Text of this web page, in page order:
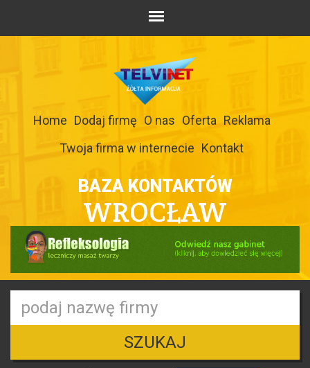
Home Dodaj firmę O nas Oferta Reklama
Twoja firma w internecie Kontakt
BAZA KONTAKTÓW
WROCŁAW
SZUKAJ